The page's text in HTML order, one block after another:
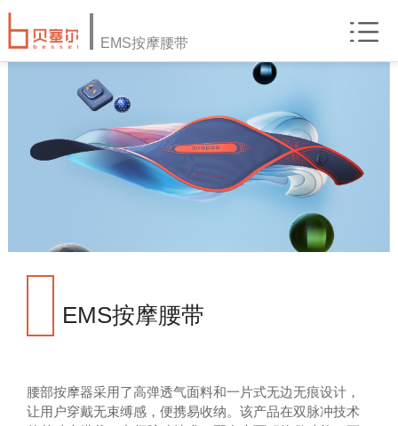
EMS按摩腰带
EMS按摩腰带
腰部按摩器采用了高弹透气面料和一片式无边无痕设计，
让用户穿戴无束缚感，便携易收纳。该产品在双脉冲技术